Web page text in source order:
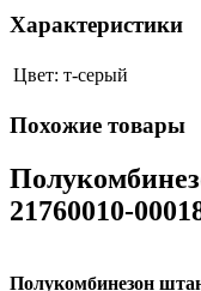
Характеристики
Цвет: т-серый
Похожие товары
21760010-
Полукомбинезон